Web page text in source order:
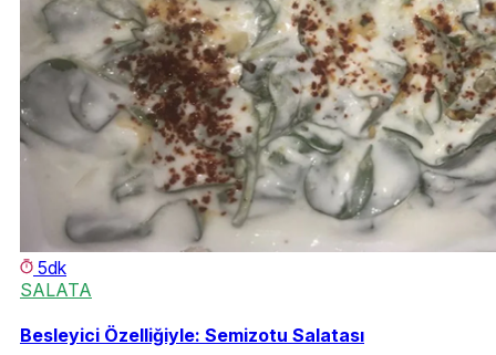
5dk
SALATA
Besleyici Özelliğiyle: Semizotu Salatası